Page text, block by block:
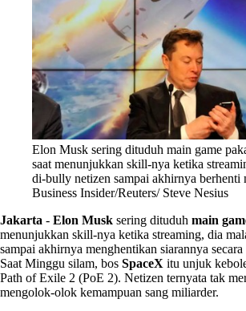
Elon Musk sering dituduh main game
saat menunjukkan skill-nya ketika
di-bully netizen sampai akhirnya berhenti
Business Insider/Reuters/ Steve Nesius
Jakarta - Elon Musk sering dituduh main
menunjukkan skill-nya ketika streaming, dia
sampai akhirnya menghentikan siarannya
Saat Minggu silam, bos SpaceX itu unjuk
Path of Exile 2 (PoE 2). Netizen ternyata tak
mengolok-olok kemampuan sang miliarder.